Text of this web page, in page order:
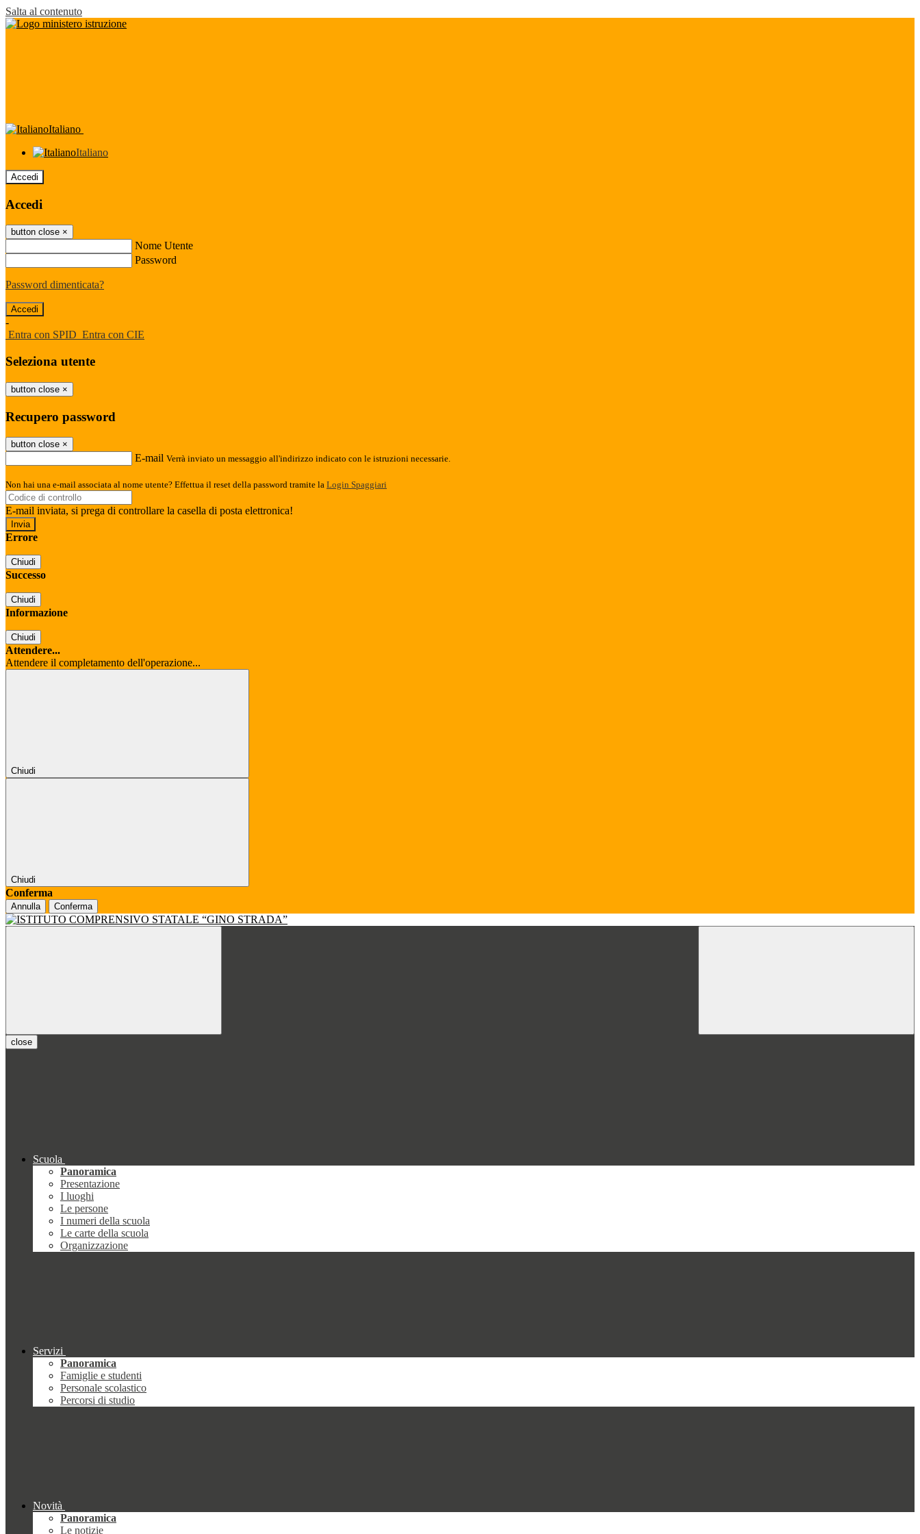
Salta al contenuto
Italiano
Italiano
Accedi
Accedi
button close ×
Nome Utente
Password
Password dimenticata?
-
Entra con SPID Entra con CIE
Seleziona utente
button close ×
Recupero password
button close ×
E-mail Verrà inviato un messaggio all'indirizzo indicato con le istruzioni necessarie.
Non hai una e-mail associata al nome utente? Effettua il reset della password tramite la Login Spaggiari
E-mail inviata, si prega di controllare la casella di posta elettronica!
Errore
Chiudi
Successo
Chiudi
Informazione
Chiudi
Attendere...
Attendere il completamento dell'operazione...
Chiudi
Chiudi
Conferma
Annulla Conferma
close
Scuola
Panoramica
Presentazione
I luoghi
Le persone
I numeri della scuola
Le carte della scuola
Organizzazione
Servizi
Panoramica
Famiglie e studenti
Personale scolastico
Percorsi di studio
Novità
Panoramica
Le notizie